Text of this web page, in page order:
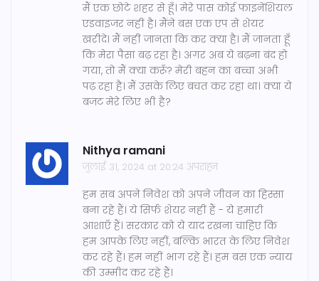
मैं एक छोटे शहर से हूँ। मेरे पास कोई फाइनेंशियल
एडवाइजर नहीं है। मैंने बस एक एप से शेयर
खरीदे। मैं नहीं जानता कि कर क्या है। मैं जानता हूँ
कि मेरा पैसा बढ़ रहा है। अगर अब ये बढ़ना बंद हो
गया, तो मैं क्या करूँ? मेरी बहन का बच्चा अभी
पढ़ रहा है। मैं उसके लिए बचत कर रहा था। क्या ये
बजट मेरे लिए भी है?
Nithya ramani
जुलाई 31, 2024 at 20:24 अपराह्न
हम सब अपने निवेश को अपने जीवन का हिस्सा
बना रहे हैं। ये सिर्फ शेयर नहीं हैं - ये हमारी
आशाएँ हैं। सरकार को ये याद रखना चाहिए कि
हम आपके लिए नहीं, बल्कि भारत के लिए निवेश
कर रहे हैं। हम नहीं भाग रहे हैं। हम बस एक न्याय
की उम्मीद कर रहे हैं।